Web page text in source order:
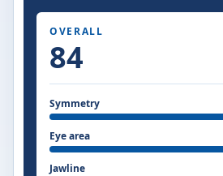
OVERALL
84
Symmetry
Eye area
Jawline